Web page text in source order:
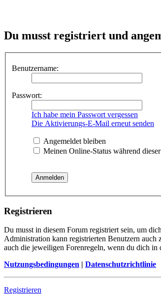
Du musst registriert und
Benutzername:
Passwort:
Ich habe mein Passwort vergessen
Die Aktivierungs-E-Mail erneut senden
Angemeldet bleiben
Meinen Online-Status während
Registrieren
Du musst in diesem Forum registriert sein, um
Administration kann registrierten Benutzern auch
auch die jeweiligen Forenregeln, wenn du dich in
Nutzungsbedingungen | Datenschutzrichtlinie
Registrieren